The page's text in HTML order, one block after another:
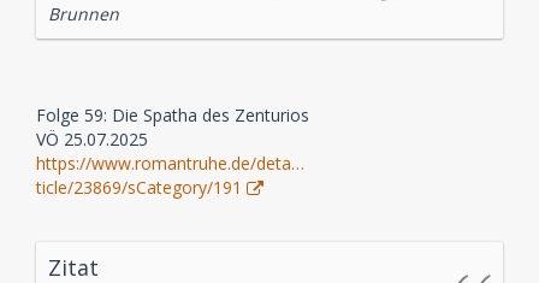
Brunnen
Folge 59: Die Spatha des Zenturios
VÖ 25.07.2025
https://www.romantruhe.de/deta…
ticle/23869/sCategory/191
Zitat